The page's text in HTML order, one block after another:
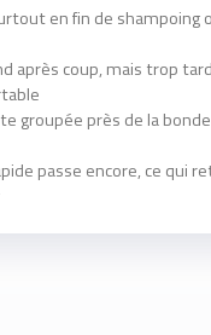
en fin de shampoing
après coup, mais trop
groupée près de la
passe encore, ce qui